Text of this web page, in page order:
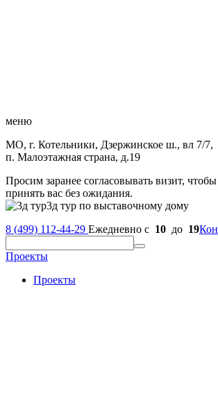
меню
МО, г. Котельники, Дзержинское ш., вл 7/7,
п. Малоэтажная страна, д.19
Просим заранее согласовывать визит,
принять вас без ожидания.
3д тур по выставочному дому
8 (499) 112-44-29 Ежедневно с 10 до 19
Проекты
Проекты